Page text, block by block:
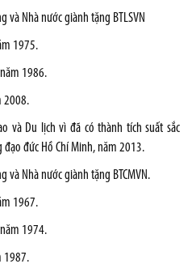
và Nhà nước giành tặng BTLSVN
1975.
1986.
2008.
và Du lịch vì đã có thành tích suất sắc
đức Hồ Chí Minh, năm 2013.
và Nhà nước giành tặng BTCMVN.
1967.
1974.
1987.